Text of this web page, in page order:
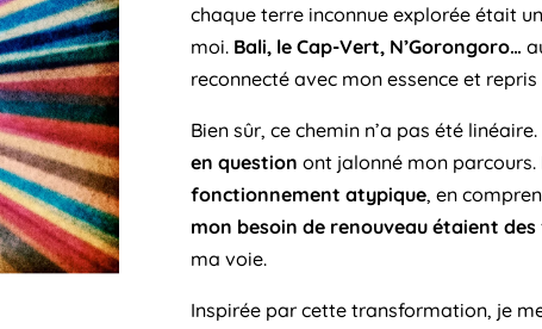
chaque terre inconnue explorée était
moi. Bali, le Cap-Vert, N’Gorongoro…
reconnecté avec mon essence et
Bien sûr, ce chemin n’a pas été linéaire.
en question ont jalonné mon parcours.
fonctionnement atypique, en
mon besoin de renouveau étaient des
ma voie.
Inspirée par cette transformation, je